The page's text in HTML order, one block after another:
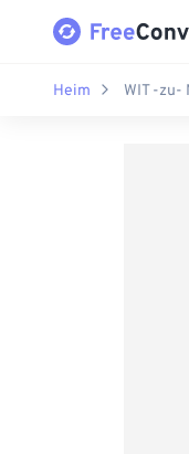
Heim WIT -zu-